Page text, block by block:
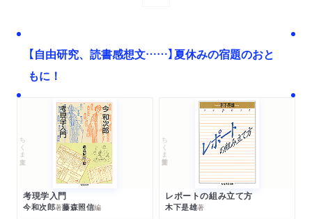
【自由研究、読書感想文……】夏休みの宿題のおと
もに！
ちくま文庫
考現学入門
今和次郎著藤森照信編
ちくま学芸文庫
レポートの組み立て方
木下是雄著